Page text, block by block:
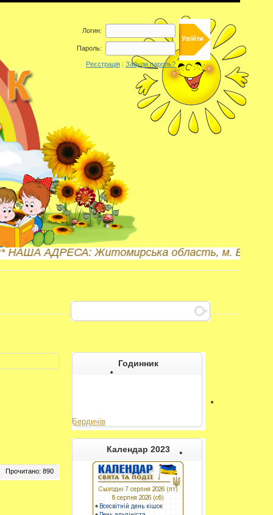
Логин:
Пароль:
Реєстрація| Забули пароль?
АДРЕСА: Житомирська область, м. Бердичів,
Прочитано: 890
Годинник
Бердичів
Календар 2023